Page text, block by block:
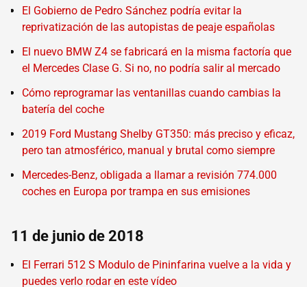
El Gobierno de Pedro Sánchez podría evitar la
reprivatización de las autopistas de peaje españolas
El nuevo BMW Z4 se fabricará en la misma factoría que
el Mercedes Clase G. Si no, no podría salir al mercado
Cómo reprogramar las ventanillas cuando cambias la
batería del coche
2019 Ford Mustang Shelby GT350: más preciso y eficaz,
pero tan atmosférico, manual y brutal como siempre
Mercedes-Benz, obligada a llamar a revisión 774.000
coches en Europa por trampa en sus emisiones
11 de junio de 2018
El Ferrari 512 S Modulo de Pininfarina vuelve a la vida y
puedes verlo rodar en este vídeo